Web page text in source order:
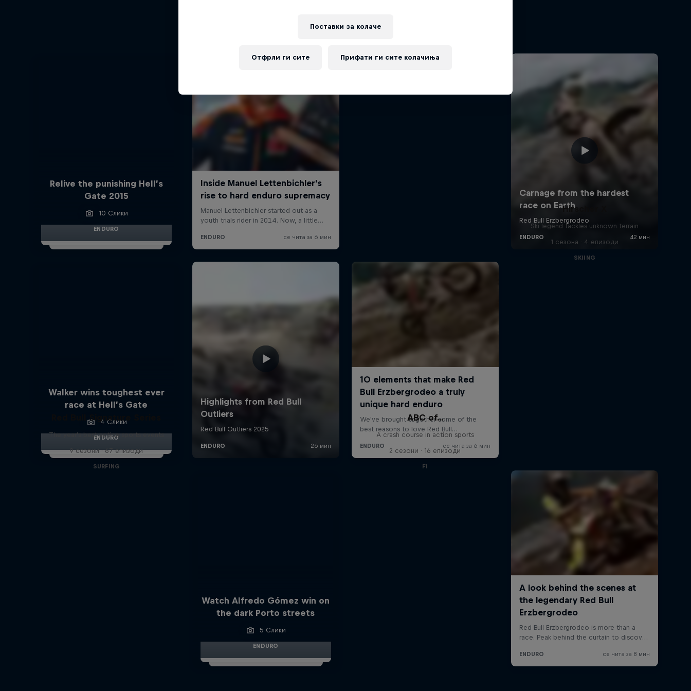
Relive the punishing Hell’s
Gate 2015
10 Слики
ENDURO
Hard Enduro is the toughest motorsport
Walker wins toughest ever
race at Hell’s Gate
4 Слики
ENDURO
Hirscher X
Ski legend tackles unknown terrain
1 сезона · 4 епизоди
SKIING
Red Bull Signature Series
The year's best action sports events
9 сезони · 67 епизоди
SURFING
Watch Alfredo Gómez win on
the dark Porto streets
5 Слики
ENDURO
ABC of...
A crash course in action sports
2 сезони · 16 епизоди
F1
Поставки за колачe
Отфрли ги сите Прифати ги сите колачиња